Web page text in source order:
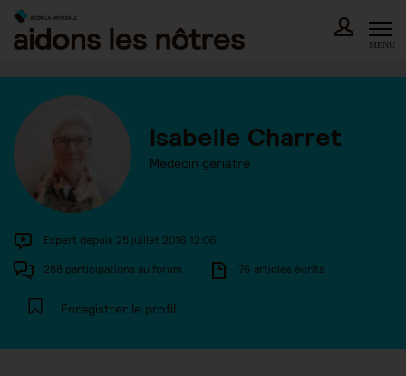
Skip
content
MENU
Isabelle Charret
Médecin gériatre
Expert depuis 25 juillet 2016 12:06
288 participations au forum 76 articles écrits
Enregistrer le profil